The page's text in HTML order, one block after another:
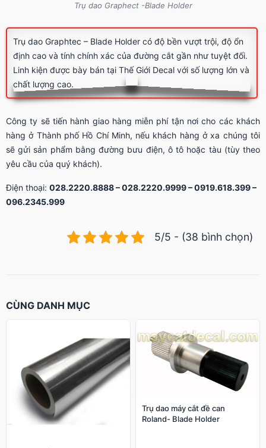
Trụ dao Graphect -Blade Holder
Trụ dao Graphtec – Blade Holder có độ bền vượt trội, độ ổn
định cao và tính chính xác của đường cắt gần như tuyệt đối.
Linh kiện được bày bán tại Thế Giới Decal với số lượng lớn và
chất lượng cao.
Công ty sẽ tiến hành giao hàng miễn phí tận nơi cho các khách
hàng ở Thành phố Hồ Chí Minh, nếu khách hàng ở xa chúng tôi
sẽ gửi sản phẩm bằng đường bưu điện, ô tô hoặc tàu (tùy theo
yêu cầu của quý khách).
Điện thoại: 028.2220.8888 – 028.2220.9999 – 0919.618.399 –
096.2345.999
5/5 - (38 bình chọn)
CÙNG DANH MỤC
Trụ dao máy cắt đề can
Roland- Blade Holder